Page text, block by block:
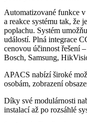
Automatizované funkce
a reakce systému tak, že
poplachu. Systém
událostí. Plná integrace
cenovou účinnost řešení
Bosch, Samsung,
APACS nabízí široké
osobám, zobrazení
Díky své modulárnosti
instalací až po rozsáhlé